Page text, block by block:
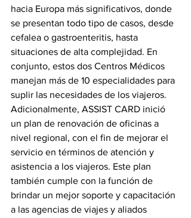
hacia Europa más significativos, donde
se presentan todo tipo de casos, desde
cefalea o gastroenteritis, hasta
situaciones de alta complejidad. En
conjunto, estos dos Centros Médicos
manejan más de 10 especialidades para
suplir las necesidades de los viajeros.
Adicionalmente, ASSIST CARD inició
un plan de renovación de oficinas a
nivel regional, con el fin de mejorar el
servicio en términos de atención y
asistencia a los viajeros. Este plan
también cumple con la función de
brindar un mejor soporte y capacitación
a las agencias de viajes y aliados